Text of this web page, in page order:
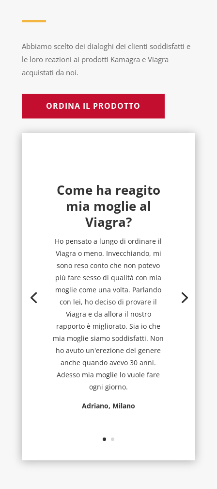
Abbiamo scelto dei dialoghi dei clienti soddisfatti e
le loro reazioni ai prodotti Kamagra e Viagra
acquistati da noi.
ORDINA IL PRODOTTO
Come ha reagito
mia moglie al
Viagra?
Ho pensato a lungo di ordinare il
Viagra o meno. Invecchiando, mi
sono reso conto che non potevo
più fare sesso di qualità con mia
moglie come una volta. Parlando
con lei, ho deciso di provare il
Viagra e da allora il nostro
rapporto è migliorato. Sia io che
mia moglie siamo soddisfatti. Non
ho avuto un'erezione del genere
anche quando avevo 30 anni.
Adesso mia moglie lo vuole fare
ogni giorno.
Adriano, Milano